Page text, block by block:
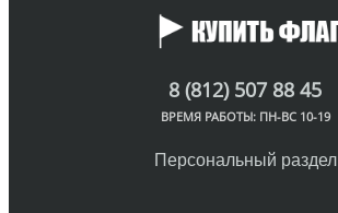
8 (812) 507 88 45
ВРЕМЯ РАБОТЫ: ПН-ВС 10-19
Персональный раздел